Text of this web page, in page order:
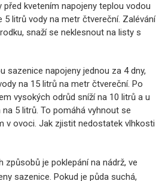
kvetením napojeny teplou vodou
5 litrů vody na metr čtvereční. Zalévání
snaží se neklesnout na listy s
sazenice napojeny jednou za 4 dny,
na 15 litrů na metr čtvereční. Po
vysokých odrůd sníží na 10 litrů a u
5 litrů. To pomáhá vyhnout se
v ovoci. Jak zjistit nedostatek vlhkosti
způsobů je poklepání na nádrž, ve
sazenice. Pokud je půda suchá,